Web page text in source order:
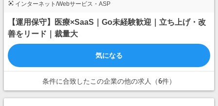
インターネット/Webサービス・ASP
【運用保守】医療×SaaS｜Go未経験歓迎｜立ち上げ・改
善をリード｜裁量大⁠
気になる
条件に合致したこの企業の他の求人（6件）